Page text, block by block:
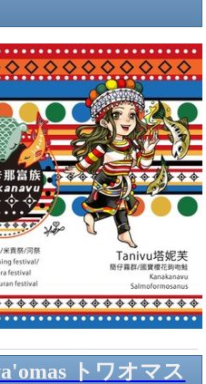
トワオマス